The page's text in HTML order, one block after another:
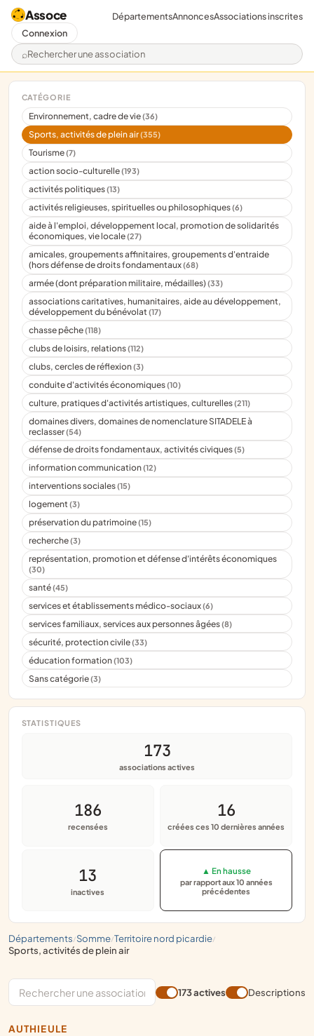
Assoce
Rechercher une association
DépartementsAnnoncesAssociations inscrites
Connexion
départements/ somme/ territoire nord picardie/
sports, activités de plein air
CATÉGORIE
Environnement, cadre de vie(36)
Sports, activités de plein air(355)
Tourisme(7)
action socio-culturelle(193)
activités politiques(13)
activités religieuses, spirituelles ou philosophiques(6)
aide à l'emploi, développement local, promotion de solidarités
économiques, vie locale(27)
amicales, groupements affinitaires, groupements d'entraide
(hors défense de droits fondamentaux(68)
armée (dont préparation militaire, médailles)(33)
associations caritatives, humanitaires, aide au développement,
développement du bénévolat(17)
chasse pêche(118)
clubs de loisirs, relations(112)
clubs, cercles de réflexion(3)
conduite d'activités économiques(10)
culture, pratiques d'activités artistiques, culturelles(211)
domaines divers, domaines de nomenclature SITADELE à
reclasser(54)
défense de droits fondamentaux, activités civiques(5)
information communication(12)
interventions sociales(15)
logement(3)
préservation du patrimoine(15)
recherche(3)
représentation, promotion et défense d'intérêts économiques
(30)
santé(45)
services et établissements médico-sociaux(6)
services familiaux, services aux personnes âgées(8)
sécurité, protection civile(33)
éducation formation(103)
Sans catégorie(3)
STATISTIQUES
173
associations actives
186
recensées
16
créées ces 10 dernières années
13
inactives
▲ En hausse
par rapport aux 10 années
précédentes
173 actives Descriptions
AUTHIEULE